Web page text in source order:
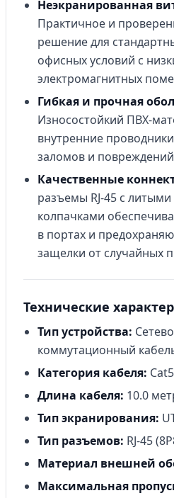
Неэкранированная
Практичное и
решение для
офисных условий с
электромагнитных
Гибкая и прочная
Износостойкий ПВХ-
внутренние
заломов и
Качественные
разъемы RJ-45 с
колпачками
в портах и
защелки от случайных
Технические
Тип устройства:
коммутационный
Категория кабеля:
Длина кабеля: 10.0
Тип экранирования:
Тип разъемов: RJ-45
Материал внешней
Максимальная